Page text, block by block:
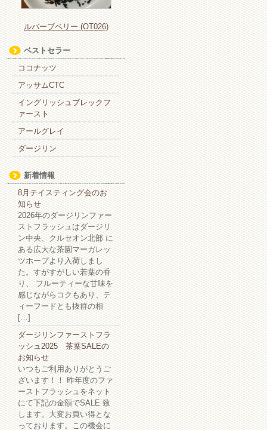
ルバーブベリー (OT026)
ベストセラー
ココナッツ
アッサムCTC
イングリッシュブレックフ
ァースト
アールグレイ
ダージリン
新着情報
8月テイスティング会のお
知らせ
2026年のダージリンファー
ストフラッシュはダージリ
ン中央、クルセオン北部 に
ある広大な茶園マーガレッ
ツホープより入荷しまし
た。すがすがしい若葉の香
り、 フルーティーな甘味を
感じながらコクもあり、テ
ィーフードとも抜群の相
[…]
ダージリンファーストフラ
ッシュ2025 茶葉SALEの
お知らせ
いつもご利用ありがとうご
ざいます！！ 昨年度のファ
ーストフラッシュをネット
にて下記の金額でSALE 致
します。大変お買い得とな
っております。この機会に